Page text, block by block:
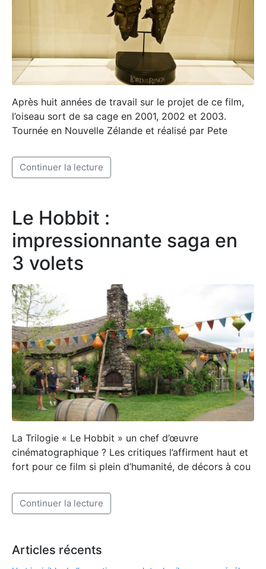
Après huit années de travail sur le projet de ce film,
l’oiseau sort de sa cage en 2001, 2002 et 2003.
Tournée en Nouvelle Zélande et réalisé par Pete
Le Hobbit :
impressionnante saga en
3 volets
La Trilogie « Le Hobbit » un chef d’œuvre
cinématographique ? Les critiques l’affirment haut et
fort pour ce film si plein d’humanité, de décors à cou
Articles récents